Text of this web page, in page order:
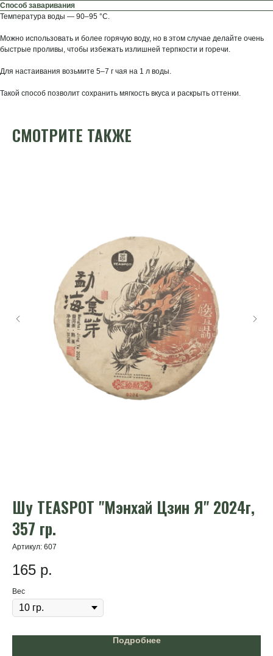
Способ заваривания
Температура воды — 90–95 °C.
Можно использовать и более горячую воду, но в этом случае делайте очень
быстрые проливы, чтобы избежать излишней терпкости и горечи.
Для настаивания возьмите 5–7 г чая на 1 л воды.
Такой способ позволит сохранить мягкость вкуса и раскрыть оттенки.
СМОТРИТЕ ТАКЖЕ
Шу TEASPOT "Мэнхай Цзин Я" 2024г,
357 гр.
Артикул: 607
165 р.
Вес
Подробнее